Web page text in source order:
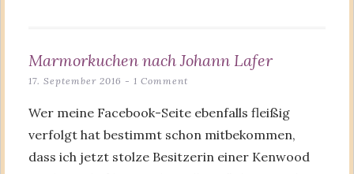
Marmorkuchen nach Johann Lafer
17. September 2016 1 Comment
Wer meine Facebook-Seite ebenfalls fleißig
verfolgt hat bestimmt schon mitbekommen,
dass ich jetzt stolze Besitzerin einer Kenwood